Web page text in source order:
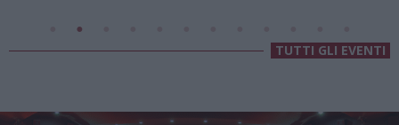
TUTTI GLI EVENTI